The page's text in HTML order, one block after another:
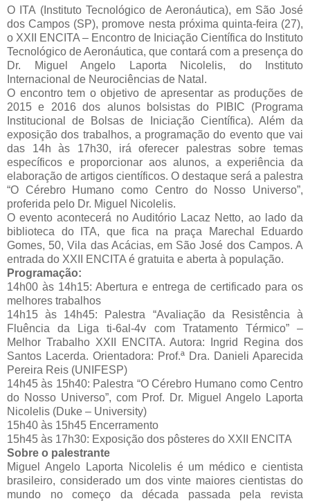
O ITA (Instituto Tecnológico de Aeronáutica), em São José
dos Campos (SP), promove nesta próxima quinta-feira (27),
o XXII ENCITA – Encontro de Iniciação Científica do Instituto
Tecnológico de Aeronáutica, que contará com a presença do
Dr. Miguel Angelo Laporta Nicolelis, do Instituto
Internacional de Neurociências de Natal.
O encontro tem o objetivo de apresentar as produções de
2015 e 2016 dos alunos bolsistas do PIBIC (Programa
Institucional de Bolsas de Iniciação Científica). Além da
exposição dos trabalhos, a programação do evento que vai
das 14h às 17h30, irá oferecer palestras sobre temas
específicos e proporcionar aos alunos, a experiência da
elaboração de artigos científicos. O destaque será a palestra
“O Cérebro Humano como Centro do Nosso Universo”,
proferida pelo Dr. Miguel Nicolelis.
O evento acontecerá no Auditório Lacaz Netto, ao lado da
biblioteca do ITA, que fica na praça Marechal Eduardo
Gomes, 50, Vila das Acácias, em São José dos Campos. A
entrada do XXII ENCITA é gratuita e aberta à população.
Programação:
14h00 às 14h15: Abertura e entrega de certificado para os
melhores trabalhos
14h15 às 14h45: Palestra “Avaliação da Resistência à
Fluência da Liga ti-6al-4v com Tratamento Térmico” –
Melhor Trabalho XXII ENCITA. Autora: Ingrid Regina dos
Santos Lacerda. Orientadora: Prof.ª Dra. Danieli Aparecida
Pereira Reis (UNIFESP)
14h45 às 15h40: Palestra “O Cérebro Humano como Centro
do Nosso Universo”, com Prof. Dr. Miguel Angelo Laporta
Nicolelis (Duke – University)
15h40 às 15h45 Encerramento
15h45 às 17h30: Exposição dos pôsteres do XXII ENCITA
Sobre o palestrante
Miguel Angelo Laporta Nicolelis é um médico e cientista
brasileiro, considerado um dos vinte maiores cientistas do
mundo no começo da década passada pela revista